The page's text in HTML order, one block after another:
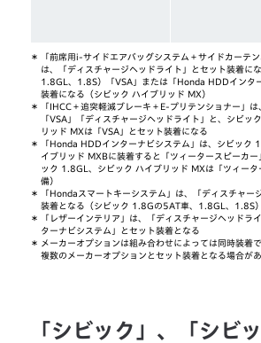
＊
「前席用i-サイドエアバッグシステム＋サイドカーテ
は、「ディスチャージヘッドライト」とセット装着に
1.8GL、1.8S）「VSA」または「Honda HDDインタ
装着になる（シビック ハイブリッド MX）
＊
「IHCC＋追突軽減ブレーキ＋E-プリテンショナー」
「VSA」「ディスチャージヘッドライト」と、シビッ
リッド MXは「VSA」とセット装着になる
＊
「Honda HDDインターナビシステム」は、シビック
イブリッド MXBに装着すると「ツィータースピーカ
ック 1.8GL、シビック ハイブリッド MXは「ツィータ
備）
＊
「Hondaスマートキーシステム」は、「ディスチャー
装着となる（シビック 1.8Gの5AT車、1.8GL、1.8S）
＊
「レザーインテリア」は、「ディスチャージヘッドラ
ターナビシステム」とセット装着となる
＊ メーカーオプションは組み合わせによっては同時装着
複数のメーカーオプションとセット装着となる場合が
「シビック」、「シビ